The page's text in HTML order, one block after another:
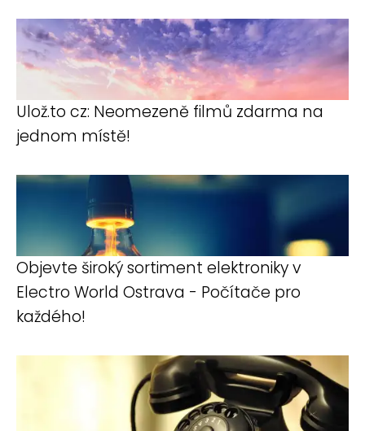
Ulož.to cz: Neomezeně filmů zdarma na
jednom místě!
Objevte široký sortiment elektroniky v
Electro World Ostrava - Počítače pro
každého!